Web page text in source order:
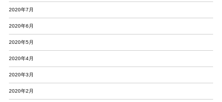
2020年7月
2020年6月
2020年5月
2020年4月
2020年3月
2020年2月